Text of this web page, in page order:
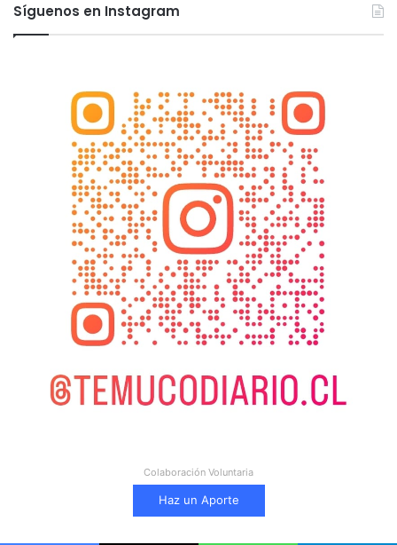
Síguenos en Instagram
Colaboración Voluntaria
Haz un Aporte